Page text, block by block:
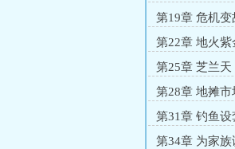
第19章 危机变
第22章 地火紫
第25章 芝兰天
第28章 地摊市
第31章 钓鱼
第34章 为家族